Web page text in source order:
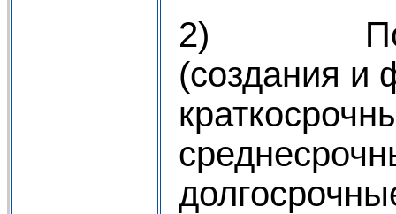
2) По
(создания и